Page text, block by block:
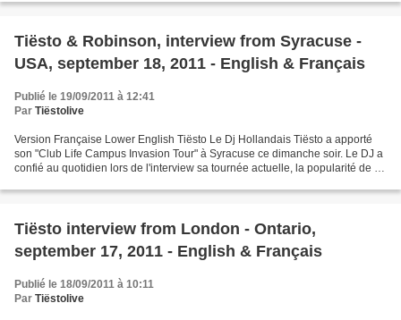
Tiësto & Robinson, interview from Syracuse -
USA, september 18, 2011 - English & Français
Publié le 19/09/2011 à 12:41
Par Tiëstolive
Version Française Lower English Tiësto Le Dj Hollandais Tiësto a apporté
son "Club Life Campus Invasion Tour" à Syracuse ce dimanche soir. Le DJ a
confié au quotidien lors de l'interview sa tournée actuelle, la popularité de la
Tiësto interview from London - Ontario,
september 17, 2011 - English & Français
Publié le 18/09/2011 à 10:11
Par Tiëstolive